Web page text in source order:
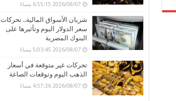
2026/08/07 6:55:15 مساءً
شريان الأسواق المالية.. تحركات
سعر الدولار اليوم وتأثيرها على
البنوك المصرية
2026/08/07 5:03:45 مساءً
تحركات غير متوقعة في أسعار
الذهب اليوم وتوقعات الصاغة
2026/08/07 4:57:36 مساءً